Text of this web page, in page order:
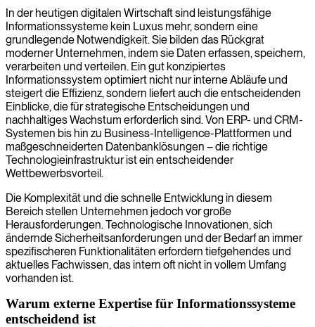
Wir bieten erfahrene Informationssystemmanager an, die
sicherstellen, dass Ihre IT-Infrastruktur effektiv funktioniert und
gleichzeitig mit Ihren Geschäftszielen im Einklang steht.
In der heutigen digitalen Wirtschaft sind leistungsfähige
Informationssysteme kein Luxus mehr, sondern eine
grundlegende Notwendigkeit. Sie bilden das Rückgrat
moderner Unternehmen, indem sie Daten erfassen, speichern,
verarbeiten und verteilen. Ein gut konzipiertes
Informationssystem optimiert nicht nur interne Abläufe und
steigert die Effizienz, sondern liefert auch die entscheidenden
Einblicke, die für strategische Entscheidungen und
nachhaltiges Wachstum erforderlich sind. Von ERP- und CRM-
Systemen bis hin zu Business-Intelligence-Plattformen und
maßgeschneiderten Datenbanklösungen – die richtige
Technologieinfrastruktur ist ein entscheidender
Wettbewerbsvorteil.
Die Komplexität und die schnelle Entwicklung in diesem
Bereich stellen Unternehmen jedoch vor große
Herausforderungen. Technologische Innovationen, sich
ändernde Sicherheitsanforderungen und der Bedarf an immer
spezifischeren Funktionalitäten erfordern tiefgehendes und
aktuelles Fachwissen, das intern oft nicht in vollem Umfang
vorhanden ist.
Warum externe Expertise für Informationssysteme
entscheidend ist